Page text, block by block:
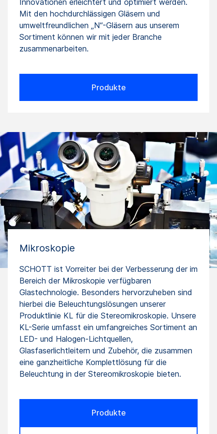
Mit den hochdurchlässigen Gläsern und
umweltfreundlichen „N“-Gläsern aus unserem
Sortiment können wir mit jeder Branche
zusammenarbeiten.
Produkte
Mikroskopie
SCHOTT ist Vorreiter bei der Verbesserung der im
Bereich der Mikroskopie verfügbaren
Glastechnologie. Besonders hervorzuheben sind
hierbei die Beleuchtungslösungen unserer
Produktlinie KL für die Stereomikroskopie. Unsere
KL-Serie umfasst ein umfangreiches Sortiment an
LED- und Halogen-Lichtquellen,
Glasfaserlichtleitern und Zubehör, die zusammen
eine ganzheitliche Komplettlösung für die
Beleuchtung in der Stereomikroskopie bieten.
Produkte